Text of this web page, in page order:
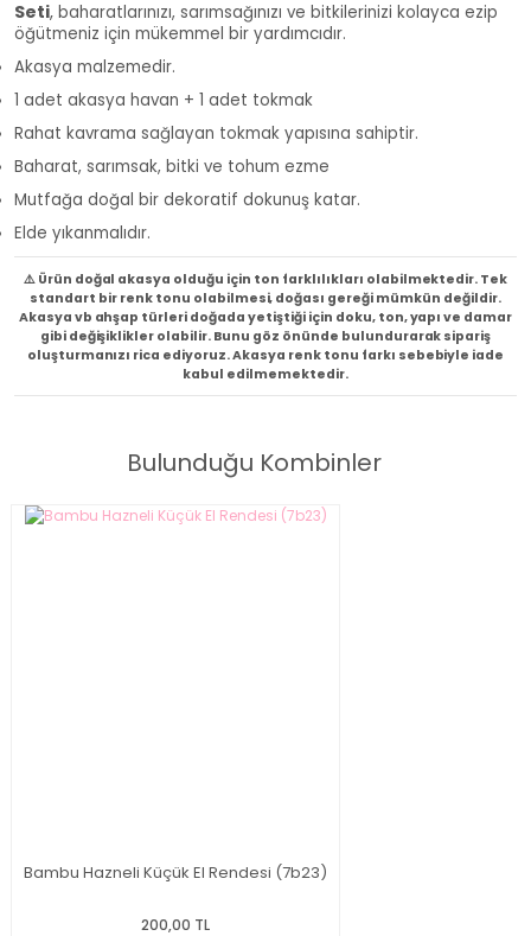
Seti, baharatlarınızı, sarımsağınızı ve bitkilerinizi kolayca ezip
öğütmeniz için mükemmel bir yardımcıdır.
Akasya malzemedir.
1 adet akasya havan + 1 adet tokmak
Rahat kavrama sağlayan tokmak yapısına sahiptir.
Baharat, sarımsak, bitki ve tohum ezme
Mutfağa doğal bir dekoratif dokunuş katar.
Elde yıkanmalıdır.
⚠️ Ürün doğal akasya olduğu için ton farklılıkları olabilmektedir. Tek
standart bir renk tonu olabilmesi, doğası gereği mümkün değildir.
Akasya vb ahşap türleri doğada yetiştiği için doku, ton, yapı ve damar
gibi değişiklikler olabilir. Bunu göz önünde bulundurarak sipariş
oluşturmanızı rica ediyoruz. Akasya renk tonu farkı sebebiyle iade
kabul edilmemektedir.
Bulunduğu Kombinler
Bambu Hazneli Küçük El Rendesi (7b23)
200,00 TL